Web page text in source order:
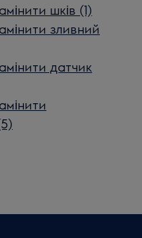
шків (1)
зливний
датчик